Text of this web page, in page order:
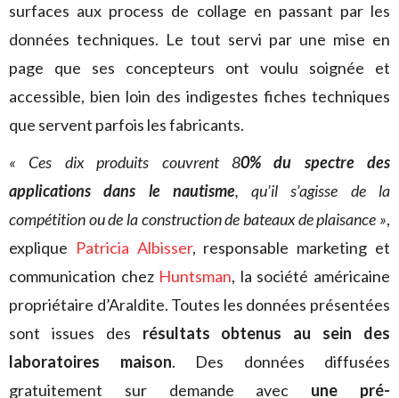
surfaces aux process de collage en passant par les
données techniques. Le tout servi par une mise en
page que ses concepteurs ont voulu soignée et
accessible, bien loin des indigestes fiches techniques
que servent parfois les fabricants.
« Ces dix produits couvrent 80% du spectre des
applications dans le nautisme, qu’il s’agisse de la
compétition ou de la construction de bateaux de plaisance »,
explique Patricia Albisser, responsable marketing et
communication chez Huntsman, la société américaine
propriétaire d’Araldite. Toutes les données présentées
sont issues des résultats obtenus au sein des
laboratoires maison. Des données diffusées
gratuitement sur demande avec une pré-